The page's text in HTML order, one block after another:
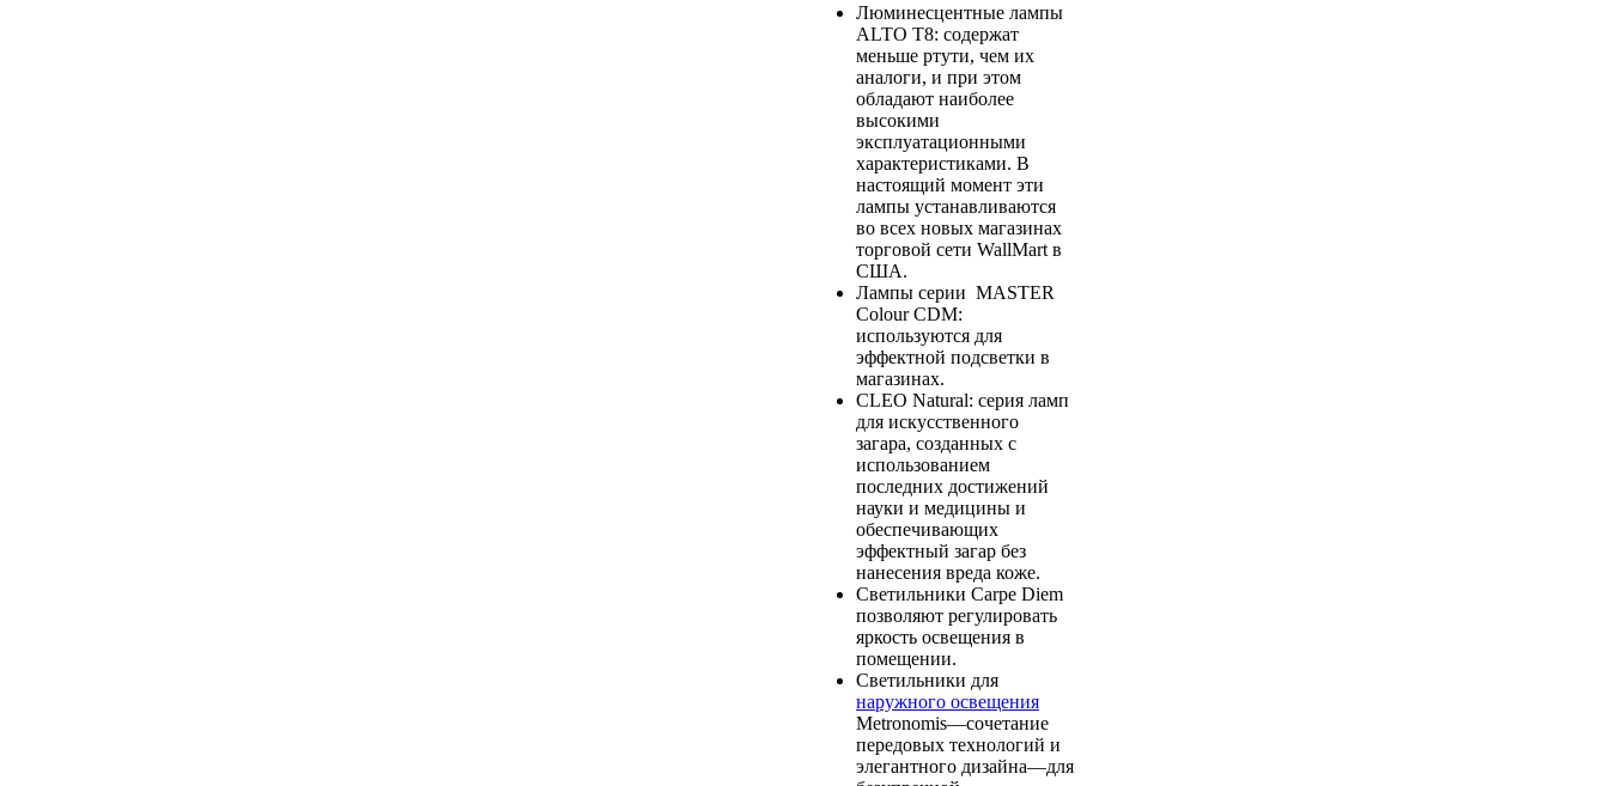
Люминесцентные лампы
ALTO T8: содержат
меньше ртути, чем их
аналоги, и при этом
обладают наиболее
высокими
эксплуатационными
характеристиками. В
настоящий момент эти
лампы устанавливаются
во всех новых магазинах
торговой сети WallMart в
США.
Лампы серии MASTER
Colour CDM:
используются для
эффектной подсветки в
магазинах.
CLEO Natural: серия ламп
для искусственного
загара, созданных с
использованием
последних достижений
науки и медицины и
обеспечивающих
эффектный загар без
нанесения вреда коже.
Светильники Carpe Diem
позволяют регулировать
яркость освещения в
помещении.
Светильники для
наружного освещения
Metronomis—сочетание
передовых технологий и
элегантного дизайна—для